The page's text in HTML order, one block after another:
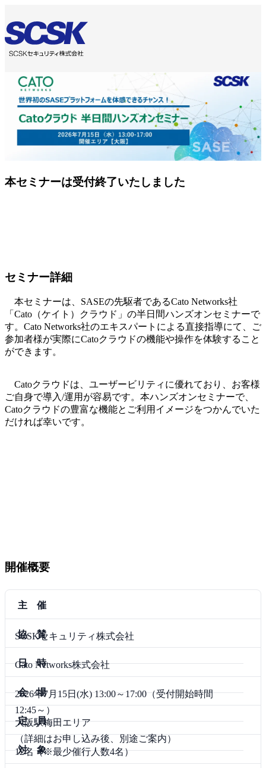
本セミナーは受付終了いたしました
セミナー詳細
本セミナーは、SASEの先駆者であるCato Networks社
「Cato（ケイト）クラウド」の半日間ハンズオンセミナーで
す。Cato Networks社のエキスパートによる直接指導にて、ご
参加者様が実際にCatoクラウドの機能や操作を体験すること
ができます。
Catoクラウドは、ユーザービリティに優れており、お客様
ご自身で導入/運用が容易です。本ハンズオンセミナーで、
Catoクラウドの豊富な機能とご利用イメージをつかんでいた
だければ幸いです。
開催概要
主 催
SCSKセキュリティ株式会社
協 賛
Cato Networks株式会社
日 時
2026年7月15日(水) 13:00～17:00（受付開始時間
12:45～）
会 場
大阪駅梅田エリア
（詳細はお申し込み後、別途ご案内）
定 員
12名（※最少催行人数4名）
対 象